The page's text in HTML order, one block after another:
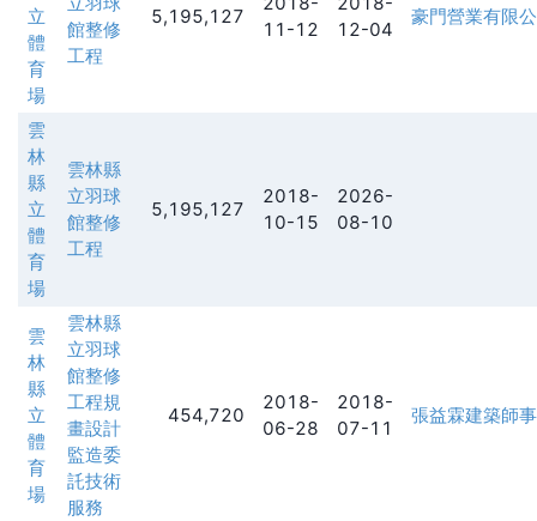
立
體
育
場
館整修
工程
5,195,127
11-12
12-04
豪門營業有限
雲
林
縣
立
體
育
場
雲林縣
立羽球
館整修
工程
5,195,127
2018-
10-15
2026-
08-10
雲
林
縣
立
體
育
場
雲林縣
立羽球
館整修
工程規
畫設計
監造委
託技術
服務
454,720
2018-
06-28
2018-
07-11
張益霖建築師